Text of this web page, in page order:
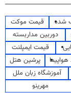
شده
قیمت موکت
دوربین مداربسته
قیمت ایمپلنت
پرشین هتل
آموزشگاه زبان ملل
مهرینو